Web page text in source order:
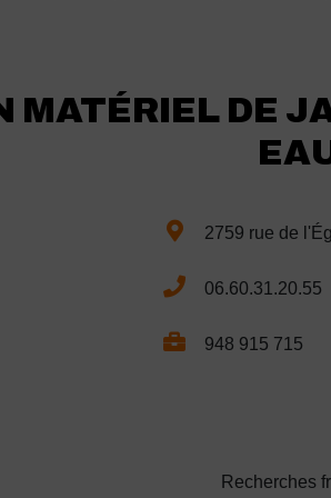
MATÉRIEL DE
2759 rue de
06.60.31.20.55
948 915 715
Recherches